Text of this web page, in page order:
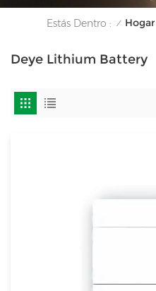
Estás Dentro : / Hogar
Deye Lithium Battery